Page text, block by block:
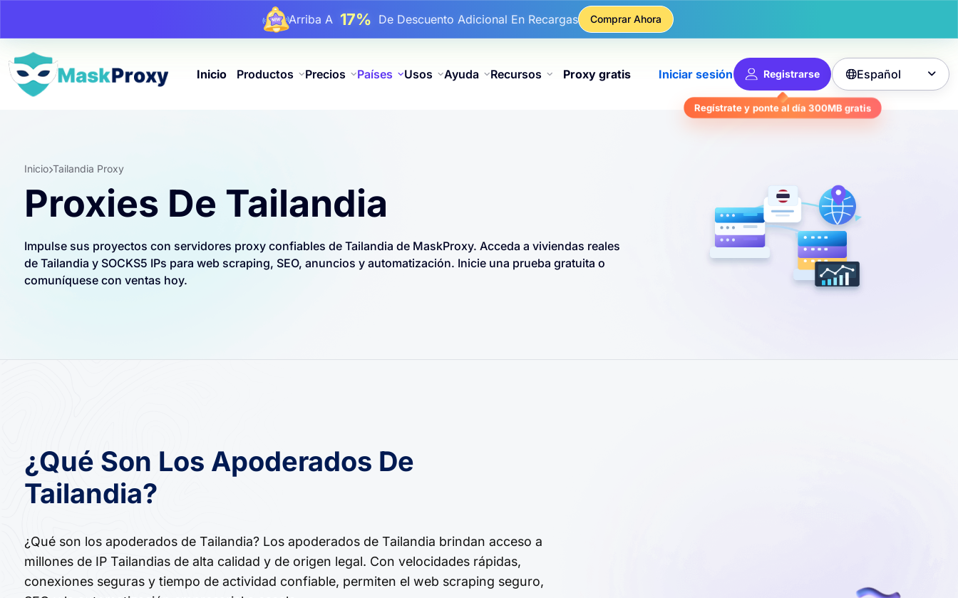
Arriba A 17% De Descuento Adicional En Recargas
Arriba A25%Descuento En Compras Estáticas IP
81%
Comprar Ahora
Inicio Productos Precios Países Usos Ayuda Recursos Proxy gratis Iniciar sesión Registrarse
Regístrate y ponte al día 300MB gratis
Español 
Inicio Tailandia Proxy
Proxies De Tailandia
Impulse sus proyectos con servidores proxy confiables de Tailandia de MaskProxy. Acceda a viviendas reales
de Tailandia y SOCKS5 IPs para web scraping, SEO, anuncios y automatización. Inicie una prueba gratuita o
comuníquese con ventas hoy.
¿Qué Son Los Apoderados De
Tailandia?
¿Qué son los apoderados de Tailandia? Los apoderados de Tailandia brindan acceso a
millones de IP Tailandias de alta calidad y de origen legal. Con velocidades rápidas,
conexiones seguras y tiempo de actividad confiable, permiten el web scraping seguro,